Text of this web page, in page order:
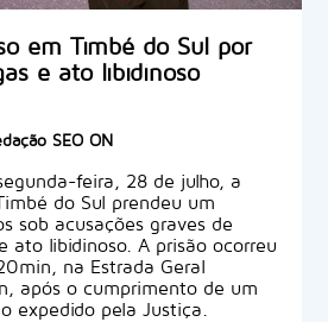
em Timbé do Sul por
e ato libidinoso
SEO ON
feira, 28 de julho, a
do Sul prendeu um
sob acusações graves de
ato libidinoso. A prisão ocorreu
na Estrada Geral
após o cumprimento de um
expedido pela Justiça.